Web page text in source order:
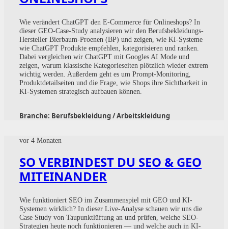
Wie verändert ChatGPT den E-Commerce für Onlineshops? In
dieser GEO-Case-Study analysieren wir den Berufsbekleidungs-
Hersteller Bierbaum-Proenen (BP) und zeigen, wie KI-Systeme
wie ChatGPT Produkte empfehlen, kategorisieren und ranken.
Dabei vergleichen wir ChatGPT mit Googles AI Mode und
zeigen, warum klassische Kategorieseiten plötzlich wieder extrem
wichtig werden. Außerdem geht es um Prompt-Monitoring,
Produktdetailseiten und die Frage, wie Shops ihre Sichtbarkeit in
KI-Systemen strategisch aufbauen können.
Branche: Berufsbekleidung / Arbeitskleidung
vor 4 Monaten
SO VERBINDEST DU SEO & GEO
MITEINANDER
Wie funktioniert SEO im Zusammenspiel mit GEO und KI-
Systemen wirklich? In dieser Live-Analyse schauen wir uns die
Case Study von Taupunktlüftung an und prüfen, welche SEO-
Strategien heute noch funktionieren — und welche auch in KI-